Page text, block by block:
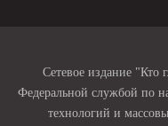
Сетевое издание "Кто
Федеральной службой по
технологий и